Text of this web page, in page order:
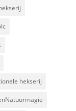
hekserij